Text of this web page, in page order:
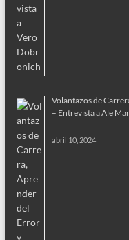
Volantazos de
– Entrevista a Ale
abril 10, 2024